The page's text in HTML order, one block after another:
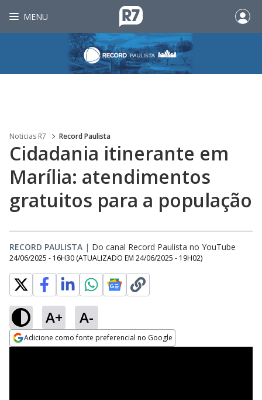
MENU
Noticias R7 Record Paulista
Cidadania itinerante em
Marília: atendimentos
gratuitos para a população
RECORD PAULISTA | Do canal Record Paulista no YouTube
24/06/2025 - 16H30 (ATUALIZADO EM 24/06/2025 - 19H02)
A+ A-
Adicione como fonte preferencial no Google